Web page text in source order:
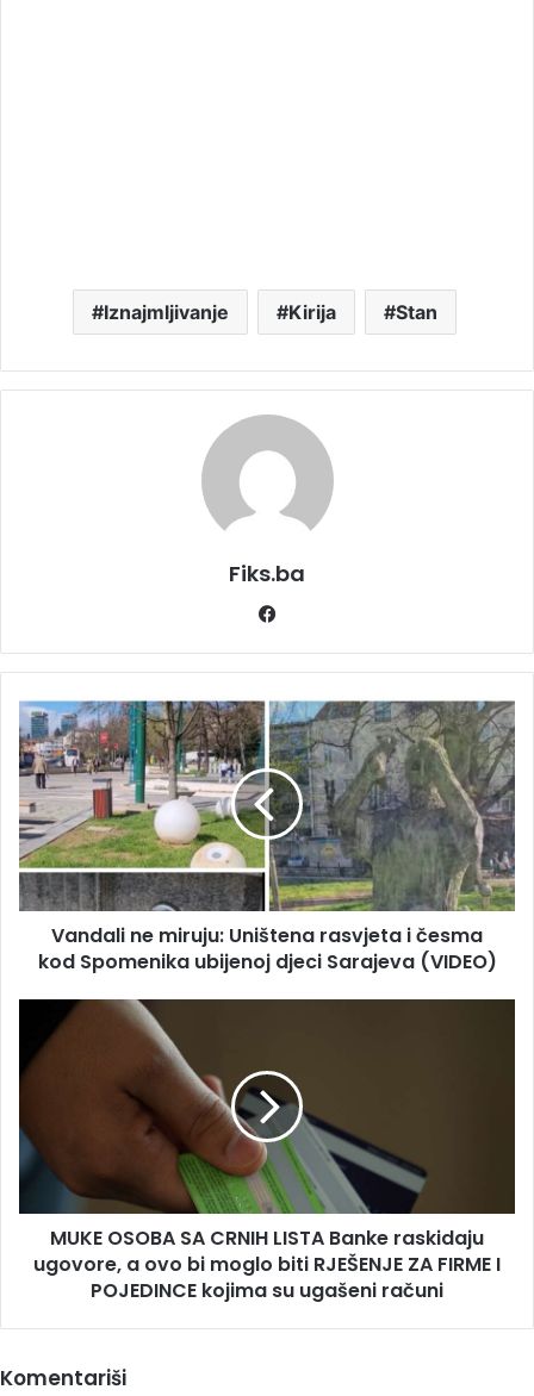
Iznajmljivanje Kirija Stan
Fiks.ba
Vandali
ne
miruju:
Uništena
rasvjeta
i
česma
kod
Spomenika
ubijenoj
djeci
(VIDEO)
Vandali ne miruju: Uništena rasvjeta i česma
kod Spomenika ubijenoj djeci Sarajeva (VIDEO)
OSOBA
SA
Banke
raskidaju
ugovore,
a
RJEŠENJE
FIRME
MUKE OSOBA SA CRNIH LISTA Banke raskidaju
ugovore, a ovo bi moglo biti RJEŠENJE ZA FIRME I
POJEDINCE kojima su ugašeni računi
Komentariši